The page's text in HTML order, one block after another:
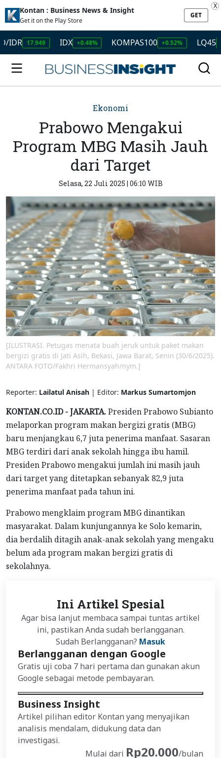
Kontan : Business News & Insight
Get it on the Play Store
GET
X
17.949 IDX +0.48% KOMPAS100 +0.52% LQ45 +0.60%
Ekonomi
Prabowo Mengakui
Program MBG Masih Jauh
dari Target
Selasa, 22 Juli 2025 | 06:10 WIB
[ILUSTRASI. Petugas menata buah jeruk untuk paket makan
bergizi gratis di Jati Asih, Bekasi, Jawa Barat, Senin (30/6/2025).
ANTARA FOTO/Fakhri Hermansyah/nym.]
Reporter: Lailatul Anisah | Editor: Markus Sumartomjon
KONTAN.CO.ID - JAKARTA.Presiden Prabowo Subianto
melaporkan program makan bergizi gratis (MBG)
baru menjangkau 6,7 juta penerima manfaat. Sasaran
MBG terdiri dari anak sekolah hingga ibu hamil.
Presiden Prabowo mengakui jumlah ini masih jauh
dari target yang ditetapkan sebanyak 82,9 juta
penerima manfaat pada tahun ini.
Prabowo mengklaim program MBG dinantikan
masyarakat. Dalam kunjungannya ke Solo kemarin,
dia berdalih ditagih anak-anak sekolah yang mengaku
belum ada program makan bergizi gratis di
sekolahnya.
Ini Artikel Spesial
Agar bisa lanjut membaca sampai tuntas artikel
ini, pastikan Anda sudah berlangganan.
Sudah Berlangganan? Masuk
Berlangganan dengan Google
Gratis uji coba 7 hari pertama dan gunakan akun
Google sebagai metode pembayaran.
Business Insight
Artikel pilihan editor Kontan yang menyajikan
analisis mendalam, didukung data dan
investigasi.
Mulai dari Rp20.000/bulan